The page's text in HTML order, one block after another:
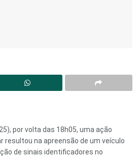
por volta das 18h05, uma ação
resultou na apreensão de um veículo
de sinais identificadores no